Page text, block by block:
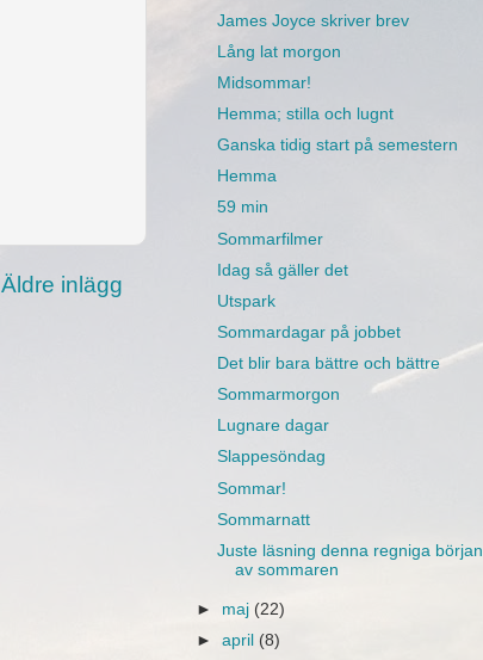
Äldre inlägg
James Joyce skriver brev
Lång lat morgon
Midsommar!
Hemma; stilla och lugnt
Ganska tidig start på semestern
Hemma
59 min
Sommarfilmer
Idag så gäller det
Utspark
Sommardagar på jobbet
Det blir bara bättre och bättre
Sommarmorgon
Lugnare dagar
Slappesöndag
Sommar!
Sommarnatt
Juste läsning denna regniga början
av sommaren
► maj (22)
►april (8)